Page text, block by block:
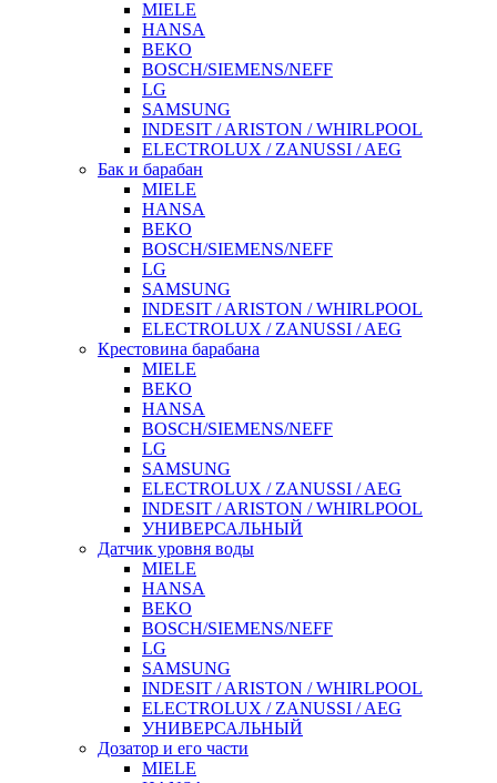
MIELE
HANSA
BEKO
BOSCH/SIEMENS/NEFF
LG
SAMSUNG
INDESIT / ARISTON / WHIRLPOOL
ELECTROLUX / ZANUSSI / AEG
Бак и барабан
MIELE
HANSA
BEKO
BOSCH/SIEMENS/NEFF
LG
SAMSUNG
INDESIT / ARISTON / WHIRLPOOL
ELECTROLUX / ZANUSSI / AEG
Крестовина барабана
MIELE
BEKO
HANSA
BOSCH/SIEMENS/NEFF
LG
SAMSUNG
ELECTROLUX / ZANUSSI / AEG
INDESIT / ARISTON / WHIRLPOOL
УНИВЕРСАЛЬНЫЙ
Датчик уровня воды
MIELE
HANSA
BEKO
BOSCH/SIEMENS/NEFF
LG
SAMSUNG
INDESIT / ARISTON / WHIRLPOOL
ELECTROLUX / ZANUSSI / AEG
УНИВЕРСАЛЬНЫЙ
Дозатор и его части
MIELE